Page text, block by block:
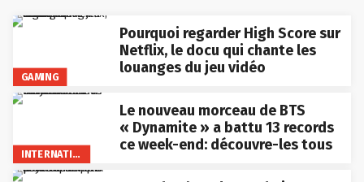
GAMING
Pourquoi regarder High Score sur
Netflix, le docu qui chante les
louanges du jeu vidéo
INTERNATIONAL
Le nouveau morceau de BTS
« Dynamite » a battu 13 records
ce week-end: découvre-les tous